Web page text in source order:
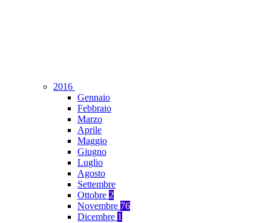
2016
Gennaio
Febbraio
Marzo
Aprile
Maggio
Giugno
Luglio
Agosto
Settembre
Ottobre 2
Novembre 76
Dicembre 1